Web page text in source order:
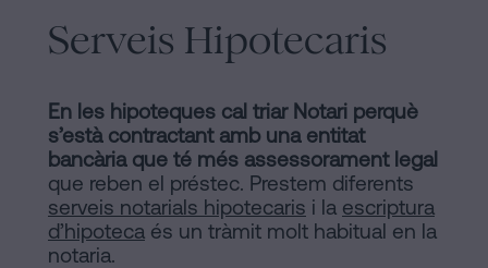
Serveis Hipotecaris
En les hipoteques cal triar Notari perquè
s’està contractant amb una entitat
bancària que té més assessorament legal
que reben el préstec. Prestem diferents
serveis notarials hipotecaris i la escriptura
d’hipoteca és un tràmit molt habitual en la
notaria.